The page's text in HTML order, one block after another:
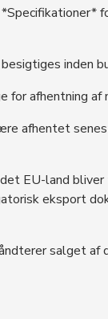
inden
for afhentning
afhentet
EU-land
eksport
salget af